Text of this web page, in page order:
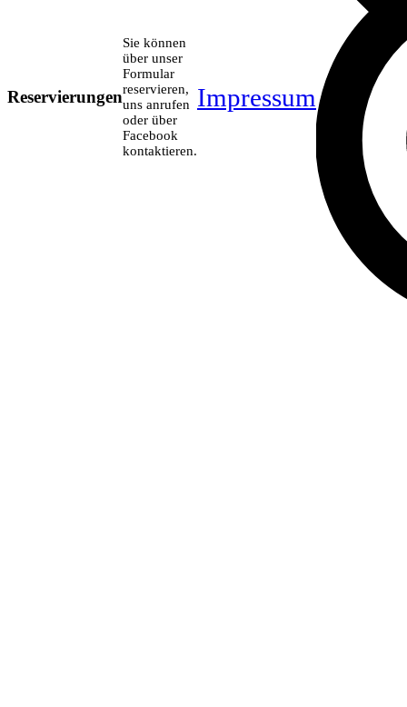
Reservierungen
Sie können
über unser
Formular
reservieren,
uns anrufen
oder über
Facebook
kontaktieren.
Impressum